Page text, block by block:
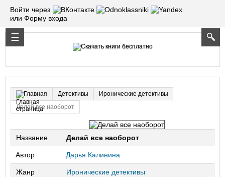
Войти через
или Форму входа
Главная Детективы
Иронические детективы
Делай все наоборот
Название Делай все наоборот
Автор Дарья Калинина
Жанр Иронические детективы